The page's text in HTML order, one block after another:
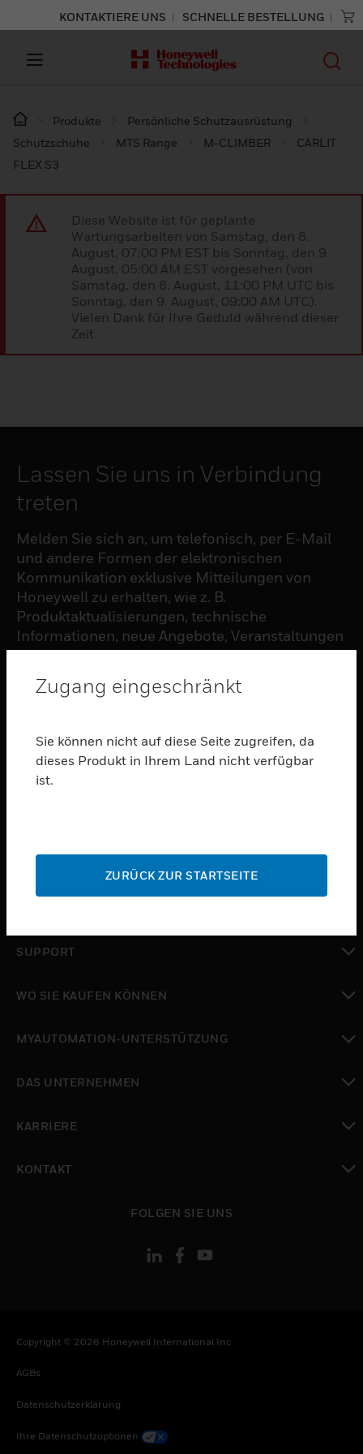
KONTAKTIERE UNS SCHNELLE BESTELLUNG
Produkte
Persönliche Schutzausrüstung
Schutzschuhe
MTS Range M-CLIMBER
CARLIT
FLEX S3
Diese Website ist für geplante
Wartungsarbeiten von Samstag, den 8.
August, 07:00 PM EST bis Sonntag, den 9.
August, 05:00 AM EST vorgesehen (von
Samstag, den 8. August, 11:00 PM UTC bis
Sonntag, den 9. August, 09:00 AM UTC).
Vielen Dank für Ihre Geduld während dieser
Zeit.
Lassen Sie uns in Verbindung
treten
Melden Sie sich an, um telefonisch, per E-Mail
und andere Formen der elektronischen
Kommunikation exklusive Mitteilungen von
Honeywell zu erhalten, wie z. B.
Produktaktualisierungen, technische
Informationen, neue Angebote, Veranstaltungen
und Neuigkeiten, Umfragen, Sonderangebote
PRODUKTE
toggle view
toggle view
toggle view
SUPPORT
WO SIE KAUFEN KÖNNEN
MYAUTOMATION-UNTERSTÜTZUNG
DAS UNTERNEHMEN
KARRIERE
KONTAKT
FOLGEN SIE UNS
Copyright © 2026 Honeywell International Inc
AGBs
Datenschutzerklärung
Ihre Datenschutzoptionen
Zugang eingeschränkt
Sie können nicht auf diese Seite zugreifen, da
dieses Produkt in Ihrem Land nicht verfügbar
ist.
ZURÜCK ZUR STARTSEITE